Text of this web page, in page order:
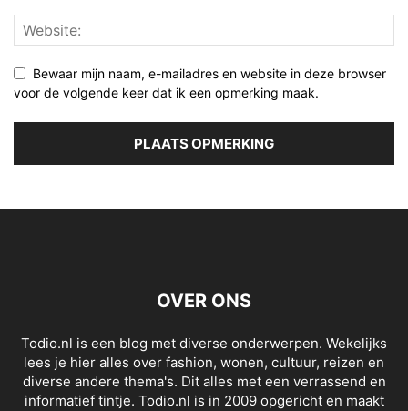
Bewaar mijn naam, e-mailadres en website in deze browser
voor de volgende keer dat ik een opmerking maak.
OVER ONS
Todio.nl is een blog met diverse onderwerpen. Wekelijks
lees je hier alles over fashion, wonen, cultuur, reizen en
diverse andere thema's. Dit alles met een verrassend en
informatief tintje. Todio.nl is in 2009 opgericht en maakt